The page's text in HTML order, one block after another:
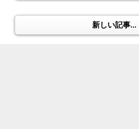
新しい記事...